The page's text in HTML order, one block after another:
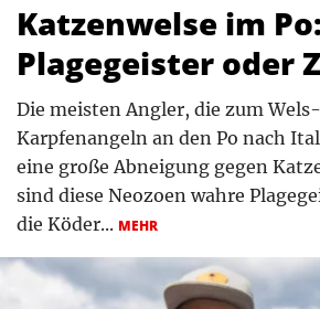
Katzenwelse im Po:
Plagegeister oder
Die meisten Angler, die zum
Karpfenangeln an den Po nach
eine große Abneigung gegen
sind diese Neozoen wahre
die Köder... MEHR